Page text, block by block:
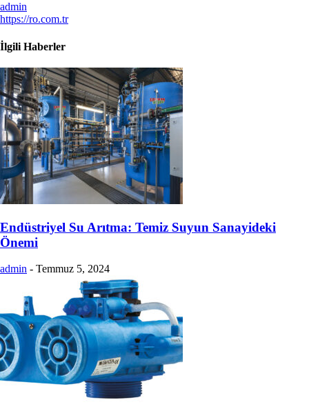
admin
https://ro.com.tr
İlgili Haberler
Endüstriyel Su Arıtma: Temiz Suyun Sanayideki
Önemi
admin - Temmuz 5, 2024